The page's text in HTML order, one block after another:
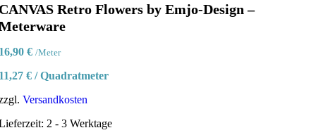
Retro Flowers by Emjo-Design –
€ /Meter
€ /Quadratmeter
Versandkosten
2 - 3 Werktage